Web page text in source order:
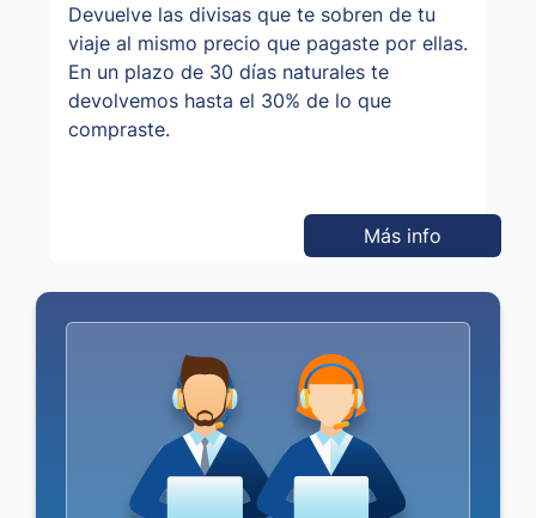
Devuelve las divisas que te sobren de tu
viaje al mismo precio que pagaste por ellas.
En un plazo de 30 días naturales te
devolvemos hasta el 30% de lo que
compraste.
Más info